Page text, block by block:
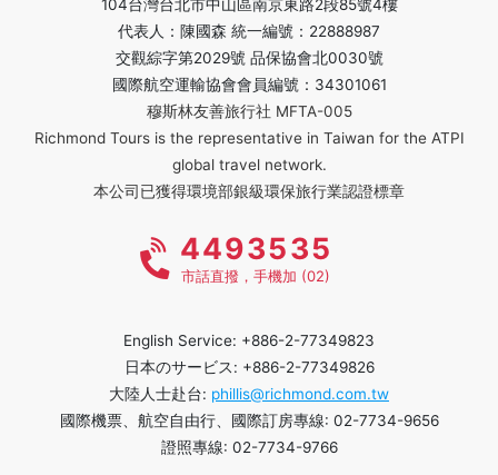
104台灣台北市中山區南京東路2段85號4樓
代表人：陳國森 統一編號：22888987
交觀綜字第2029號 品保協會北0030號
國際航空運輸協會會員編號：34301061
穆斯林友善旅行社 MFTA-005
Richmond Tours is the representative in Taiwan for the ATPI
global travel network.
本公司已獲得環境部銀級環保旅行業認證標章
4493535
市話直撥，手機加 (02)
English Service: +886-2-77349823
日本のサービス: +886-2-77349826
大陸人士赴台: phillis@richmond.com.tw
國際機票、航空自由行、國際訂房專線: 02-7734-9656
證照專線: 02-7734-9766